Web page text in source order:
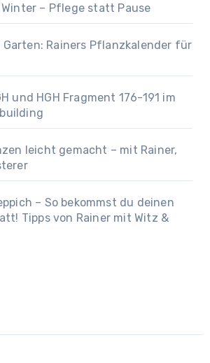
– Pflege statt Pause
Garten: Rainers Pflanzkalender für
und HGH Fragment 176-191 im
leicht gemacht – mit Rainer,
– So bekommst du deinen
Tipps von Rainer mit Witz &